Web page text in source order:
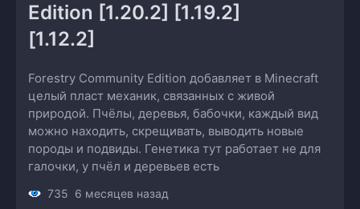
Edition [1.20.2] [1.19.2]
[1.12.2]
Forestry Community Edition добавляет в Minecraft
целый пласт механик, связанных с живой
природой. Пчёлы, деревья, бабочки, каждый вид
можно находить, скрещивать, выводить новые
породы и подвиды. Генетика тут работает не для
галочки, у пчёл и деревьев есть
735 6 месяцев назад